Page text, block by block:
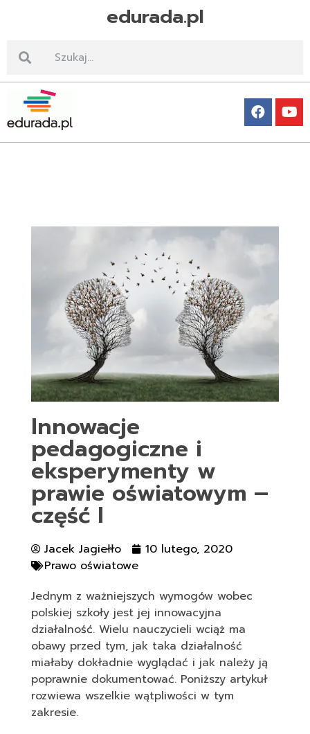
edurada.pl
Edurada.pl
Innowacje
pedagogiczne i
eksperymenty w
prawie oświatowym –
część I
Jacek Jagiełło
10 lutego, 2020
Prawo oświatowe
Jednym z ważniejszych wymogów wobec
polskiej szkoły jest jej innowacyjna
działalność. Wielu nauczycieli wciąż ma
obawy przed tym, jak taka działalność
miałaby dokładnie wyglądać i jak należy ją
poprawnie dokumentować. Poniższy artykuł
rozwiewa wszelkie wątpliwości w tym
zakresie.